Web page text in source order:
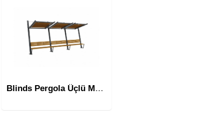
Blinds Pergola Üçlü Mbf-103